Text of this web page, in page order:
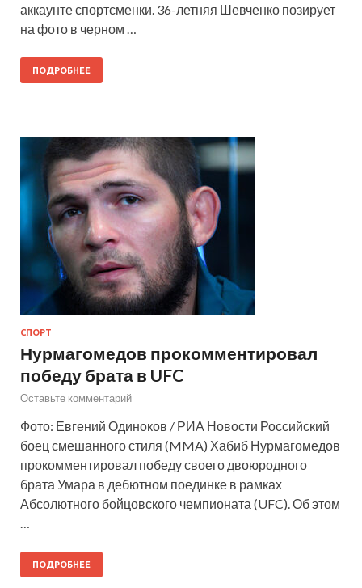
аккаунте спортсменки. 36-летняя Шевченко позирует
на фото в черном …
ПОДРОБНЕЕ
СПОРТ
Нурмагомедов прокомментировал
победу брата в UFC
Оставьте комментарий
Фото: Евгений Одиноков / РИА Новости Российский
боец смешанного стиля (MMA) Хабиб Нурмагомедов
прокомментировал победу своего двоюродного
брата Умара в дебютном поединке в рамках
Абсолютного бойцовского чемпионата (UFC). Об этом
ПОДРОБНЕЕ